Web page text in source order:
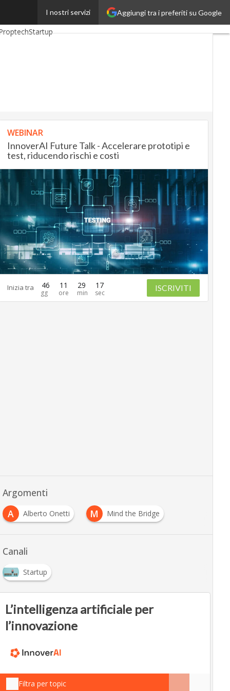
Aggiungi tra i preferiti su Google
I nostri servizi
InsuranceUp
Startup
WEBINAR
InnoverAI Future Talk - Accelerare prototipi e
test, riducendo rischi e costi
Inizia tra 46 11 29 16 ISCRIVITI
Argomenti
A
Alberto Onetti M Mind the Bridge
Canali
Startup
L’intelligenza artificiale per
l’innovazione
Filtra per topic